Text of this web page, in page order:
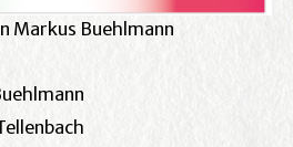
Markus Buehlmann